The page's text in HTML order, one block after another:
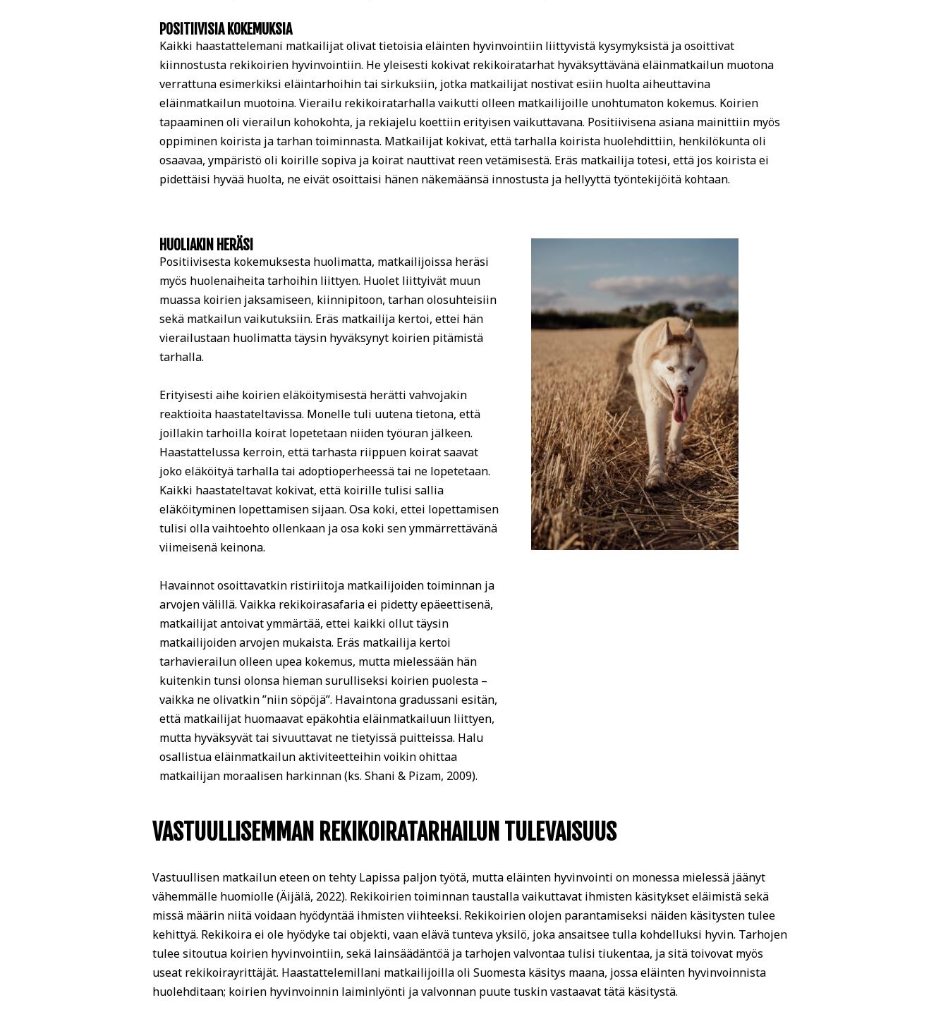
POSITIIVISIA KOKEMUKSIA
Kaikki haastattelemani matkailijat olivat tietoisia eläinten hyvinvointiin liittyvistä kysymyksistä ja osoittivat
kiinnostusta rekikoirien hyvinvointiin. He yleisesti kokivat rekikoiratarhat hyväksyttävänä eläinmatkailun muotona
verrattuna esimerkiksi eläintarhoihin tai sirkuksiin, jotka matkailijat nostivat esiin huolta aiheuttavina
eläinmatkailun muotoina. Vierailu rekikoiratarhalla vaikutti olleen matkailijoille unohtumaton kokemus. Koirien
tapaaminen oli vierailun kohokohta, ja rekiajelu koettiin erityisen vaikuttavana. Positiivisena asiana mainittiin myös
oppiminen koirista ja tarhan toiminnasta. Matkailijat kokivat, että tarhalla koirista huolehdittiin, henkilökunta oli
osaavaa, ympäristö oli koirille sopiva ja koirat nauttivat reen vetämisestä. Eräs matkailija totesi, että jos koirista ei
pidettäisi hyvää huolta, ne eivät osoittaisi hänen näkemäänsä innostusta ja hellyyttä työntekijöitä kohtaan.
HUOLIAKIN HERÄSI
Positiivisesta kokemuksesta huolimatta, matkailijoissa heräsi
myös huolenaiheita tarhoihin liittyen. Huolet liittyivät muun
muassa koirien jaksamiseen, kiinnipitoon, tarhan olosuhteisiin
sekä matkailun vaikutuksiin. Eräs matkailija kertoi, ettei hän
vierailustaan huolimatta täysin hyväksynyt koirien pitämistä
tarhalla.
Erityisesti aihe koirien eläköitymisestä herätti vahvojakin
reaktioita haastateltavissa. Monelle tuli uutena tietona, että
joillakin tarhoilla koirat lopetetaan niiden työuran jälkeen.
Haastattelussa kerroin, että tarhasta riippuen koirat saavat
joko eläköityä tarhalla tai adoptioperheessä tai ne lopetetaan.
Kaikki haastateltavat kokivat, että koirille tulisi sallia
eläköityminen lopettamisen sijaan. Osa koki, ettei lopettamisen
tulisi olla vaihtoehto ollenkaan ja osa koki sen ymmärrettävänä
viimeisenä keinona.
Havainnot osoittavatkin ristiriitoja matkailijoiden toiminnan ja
arvojen välillä. Vaikka rekikoirasafaria ei pidetty epäeettisenä,
matkailijat antoivat ymmärtää, ettei kaikki ollut täysin
matkailijoiden arvojen mukaista. Eräs matkailija kertoi
tarhavierailun olleen upea kokemus, mutta mielessään hän
kuitenkin tunsi olonsa hieman surulliseksi koirien puolesta –
vaikka ne olivatkin ”niin söpöjä”. Havaintona gradussani esitän,
että matkailijat huomaavat epäkohtia eläinmatkailuun liittyen,
mutta hyväksyvät tai sivuuttavat ne tietyissä puitteissa. Halu
osallistua eläinmatkailun aktiviteetteihin voikin ohittaa
matkailijan moraalisen harkinnan (ks. Shani & Pizam, 2009).
VASTUULLISEMMAN REKIKOIRATARHAILUN TULEVAISUUS
Vastuullisen matkailun eteen on tehty Lapissa paljon työtä, mutta eläinten hyvinvointi on monessa mielessä jäänyt
vähemmälle huomiolle (Äijälä, 2022). Rekikoirien toiminnan taustalla vaikuttavat ihmisten käsitykset eläimistä sekä
missä määrin niitä voidaan hyödyntää ihmisten viihteeksi. Rekikoirien olojen parantamiseksi näiden käsitysten tulee
kehittyä. Rekikoira ei ole hyödyke tai objekti, vaan elävä tunteva yksilö, joka ansaitsee tulla kohdelluksi hyvin. Tarhojen
tulee sitoutua koirien hyvinvointiin, sekä lainsäädäntöä ja tarhojen valvontaa tulisi tiukentaa, ja sitä toivovat myös
useat rekikoirayrittäjät. Haastattelemillani matkailijoilla oli Suomesta käsitys maana, jossa eläinten hyvinvoinnista
huolehditaan; koirien hyvinvoinnin laiminlyönti ja valvonnan puute tuskin vastaavat tätä käsitystä.